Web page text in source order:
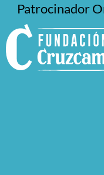
Patrocinador